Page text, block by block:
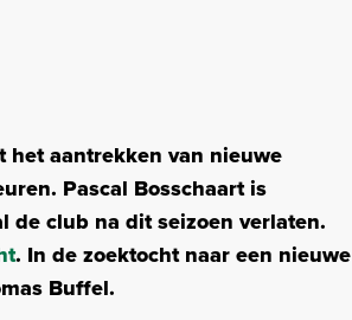
het aantrekken van nieuwe
Pascal Bosschaart is
de club na dit seizoen verlaten.
. In de zoektocht naar een nieuwe
Buffel.